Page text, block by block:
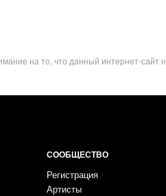
на то, что данный интернет-сайт
СООБЩЕСТВО
Регистрация
Артисты